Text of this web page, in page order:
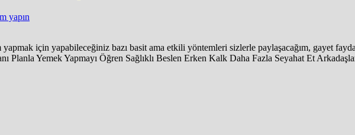
yapın
yapmak için yapabileceğiniz bazı basit ama etkili yöntemleri sizlerle paylaşacağım, gayet
Planla Yemek Yapmayı Öğren Sağlıklı Beslen Erken Kalk Daha Fazla Seyahat Et